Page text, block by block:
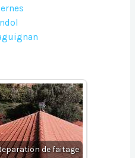
de faitage